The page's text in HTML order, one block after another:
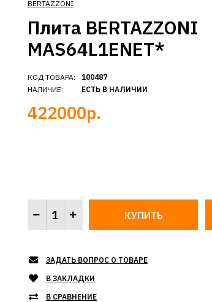
BERTAZZONI
Плита BERTAZZONI
MAS64L1ENET*
КОД ТОВАРА:
НАЛИЧИЕ:
100487
ЕСТЬ В НАЛИЧИИ
422000р.
ЗАДАТЬ ВОПРОС О ТОВАРЕ
В ЗАКЛАДКИ
В СРАВНЕНИЕ